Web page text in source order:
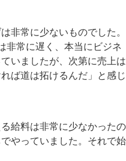
非常に少ないものでした。
非常に遅く、本当にビジネ
いましたが、次第に売上は
ば道は拓けるんだ」と感じ
給料は非常に少なかったの
やっていました。それで始